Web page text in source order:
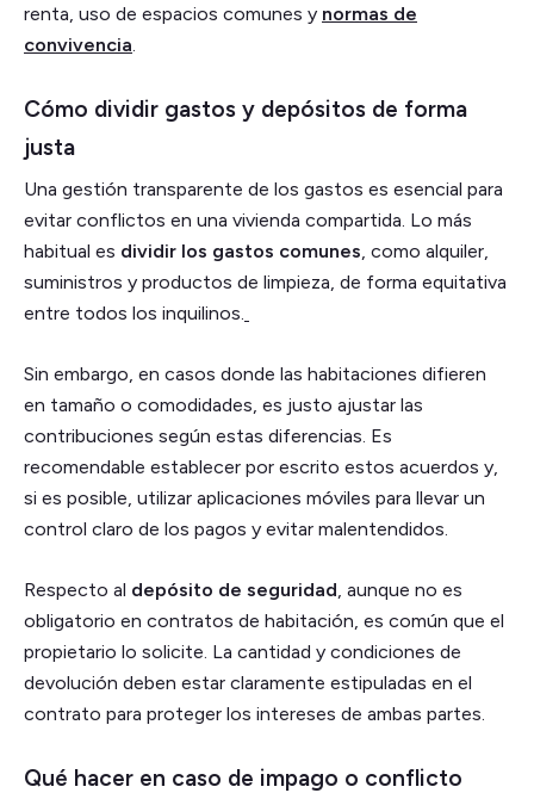
renta, uso de espacios comunes y normas de
convivencia.
Cómo dividir gastos y depósitos de forma
justa
Una gestión transparente de los gastos es esencial para
evitar conflictos en una vivienda compartida. Lo más
habitual es dividir los gastos comunes, como alquiler,
suministros y productos de limpieza, de forma equitativa
entre todos los inquilinos.
Sin embargo, en casos donde las habitaciones difieren
en tamaño o comodidades, es justo ajustar las
contribuciones según estas diferencias. Es
recomendable establecer por escrito estos acuerdos y,
si es posible, utilizar aplicaciones móviles para llevar un
control claro de los pagos y evitar malentendidos.
Respecto al depósito de seguridad, aunque no es
obligatorio en contratos de habitación, es común que el
propietario lo solicite. La cantidad y condiciones de
devolución deben estar claramente estipuladas en el
contrato para proteger los intereses de ambas partes.
Qué hacer en caso de impago o conflicto